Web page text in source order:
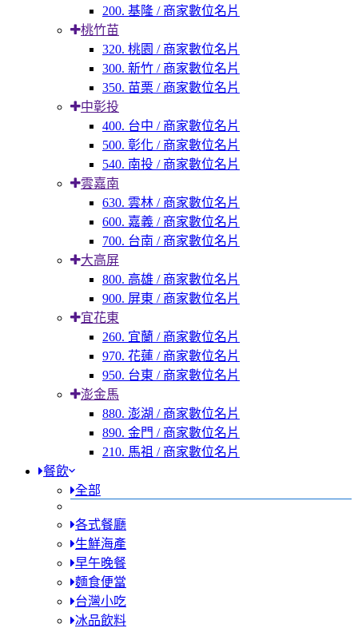
200. 基隆 / 商家數位名片
桃竹苗
320. 桃園 / 商家數位名片
300. 新竹 / 商家數位名片
350. 苗栗 / 商家數位名片
中彰投
400. 台中 / 商家數位名片
500. 彰化 / 商家數位名片
540. 南投 / 商家數位名片
雲嘉南
630. 雲林 / 商家數位名片
600. 嘉義 / 商家數位名片
700. 台南 / 商家數位名片
大高屏
800. 高雄 / 商家數位名片
900. 屏東 / 商家數位名片
宜花東
260. 宜蘭 / 商家數位名片
970. 花蓮 / 商家數位名片
950. 台東 / 商家數位名片
澎金馬
880. 澎湖 / 商家數位名片
890. 金門 / 商家數位名片
210. 馬祖 / 商家數位名片
餐飲
全部
各式餐廳
生鮮海產
早午晚餐
麵食便當
台灣小吃
冰品飲料